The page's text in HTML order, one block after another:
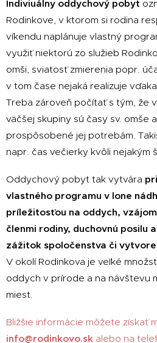
Indiviuálny oddychový pobyt
Rodinkove, v ktorom si rodina
víkendu naplánuje vlastný
využiť niektorú zo služieb
omši, sviatosť zmierenia popr.
v tom čase nejaká realizuje
Treba zároveň počítať s tým, že
väčšej skupiny sú časy sv. omše
prospôsobené jej potrebám.
napr. čas večierky kvôli nejakým
Oddychový pobyt tak vytvára
vlastného programu v lone
príležitosťou na oddych,
členmi rodiny, duchovnú posilu
zážitok spoločenstva či
V okolí Rodinkova je veľké
oddych v prírode a na návštevu
miest.
Bližšie informácie môžete získať
info@rodinkovo.sk alebo na